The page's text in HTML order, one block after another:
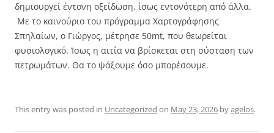
δημιουργεί έντονη οξείδωση, ίσως εντονότερη από άλλα.
Με το καινούριο του πρόγραμμα Χαρτογράφησης
Σπηλαίων, ο Γιώργος, μέτρησε 50mt, που θεωρείται
φυσιολογικό. Ίσως η αιτία να βρίσκεται στη σύσταση των
πετρωμάτων. Θα το ψάξουμε όσο μπορέσουμε.
This entry was posted in Uncategorized on May 23, 2026 byagelos.